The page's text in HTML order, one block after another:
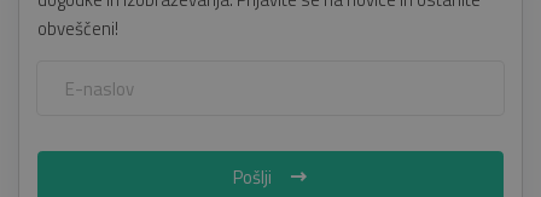
obveščeni!
Pošlji